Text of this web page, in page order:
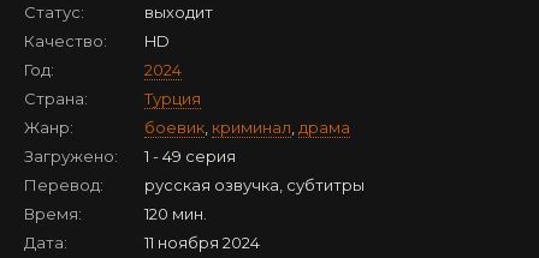
Статус:
выходит
Качество:
HD
Год:
2024
Страна:
Турция
Жанр:
боевик криминал драма
Загружено:
1 - 49 серия
Перевод:
русская озвучка, субтитры
Время:
120 мин.
Дата:
11 ноября 2024